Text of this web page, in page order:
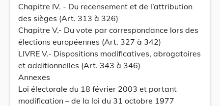
Chapitre IV. - Du recensement et de l’attribution
des sièges (Art. 313 à 326)
Chapitre V.- Du vote par correspondance lors des
élections européennes (Art. 327 à 342)
LIVRE V.- Dispositions modificatives, abrogatoires
et additionnelles (Art. 343 à 346)
Annexes
Loi électorale du 18 février 2003 et portant
modification – de la loi du 31 octobre 1977